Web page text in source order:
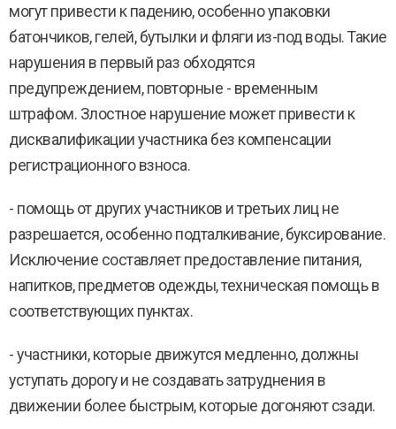
могут привести к падению, особенно упаковки
батончиков, гелей, бутылки и фляги из-под воды. Такие
нарушения в первый раз обходятся
предупреждением, повторные - временным
штрафом. Злостное нарушение может привести к
дисквалификации участника без компенсации
регистрационного взноса.
- помощь от других участников и третьих лиц не
разрешается, особенно подталкивание, буксирование.
Исключение составляет предоставление питания,
напитков, предметов одежды, техническая помощь в
соответствующих пунктах.
- участники, которые движутся медленно, должны
уступать дорогу и не создавать затруднения в
движении более быстрым, которые догоняют сзади.